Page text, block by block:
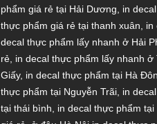
phẩm giá rẻ tại Hải Dương
in
thực phẩm giá rẻ tại thanh xuân
in
decal thực phẩm lấy nhanh ở Hải
rẻ in decal thực phẩm lấy nhanh ở
Giấy, in decal thực phẩm tại Hà
thực phẩm tại Nguyễn Trãi in
tại thái bình
in decal thực phẩm